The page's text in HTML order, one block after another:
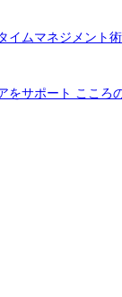
イムマネジメント術
をサポート こころ